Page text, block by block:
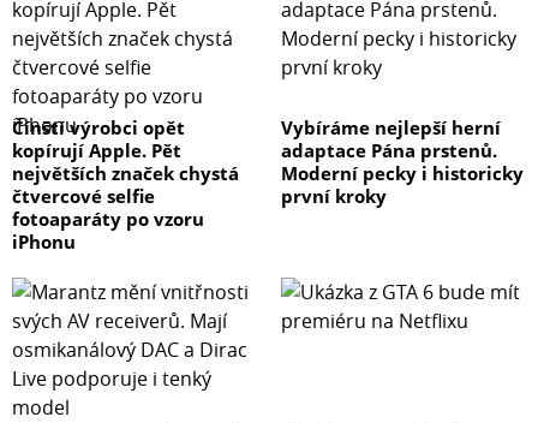
Čínští výrobci opět
kopírují Apple. Pět
největších značek chystá
čtvercové selfie
fotoaparáty po vzoru
iPhonu
Vybíráme nejlepší herní
adaptace Pána prstenů.
Moderní pecky i historicky
první kroky